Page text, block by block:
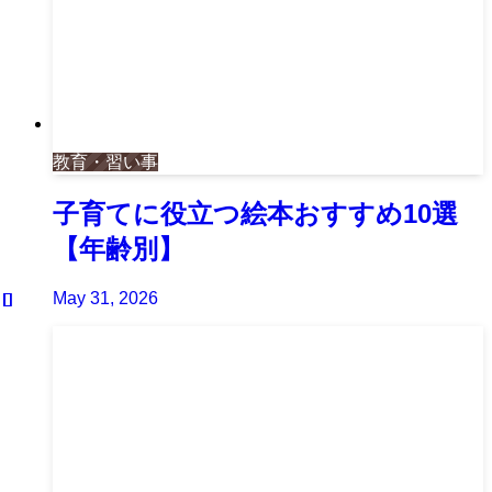
教育・習い事
子育てに役立つ絵本おすすめ10選
【年齢別】
May 31, 2026